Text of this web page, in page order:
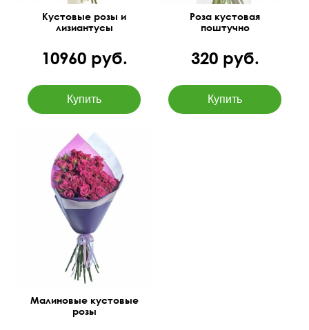
Кустовые розы и
лизиантусы
10960 руб.
Роза кустовая
поштучно
320 руб.
В матовой пленке
50 см
35 см
Малиновые кустовые
розы